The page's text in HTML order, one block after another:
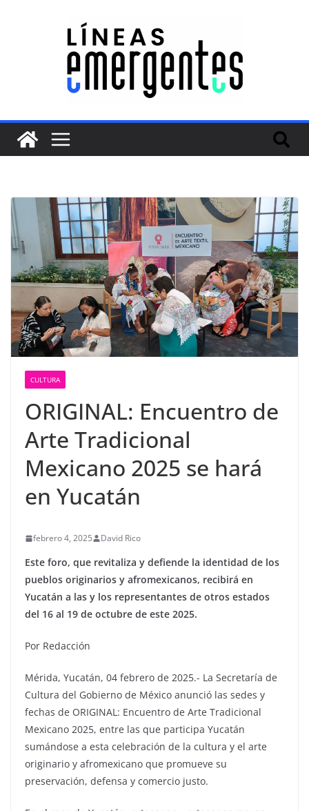
CULTURA
ORIGINAL: Encuentro de
Arte Tradicional
Mexicano 2025 se hará
en Yucatán
febrero 4, 2025 David Rico
Este foro, que revitaliza y defiende la identidad de los
pueblos originarios y afromexicanos, recibirá en
Yucatán a las y los representantes de otros estados
del 16 al 19 de octubre de este 2025.
Por Redacción
Mérida, Yucatán, 04 febrero de 2025.- La Secretaría de
Cultura del Gobierno de México anunció las sedes y
fechas de ORIGINAL: Encuentro de Arte Tradicional
Mexicano 2025, entre las que participa Yucatán
sumándose a esta celebración de la cultura y el arte
originario y afromexicano que promueve su
preservación, defensa y comercio justo.